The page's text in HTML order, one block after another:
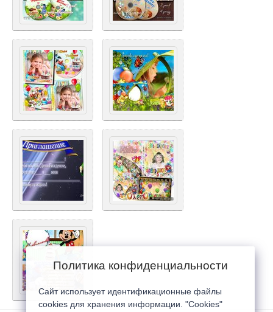
Политика конфиденциальности
Сайт использует идентификационные файлы
cookies для хранения информации. "Cookies"